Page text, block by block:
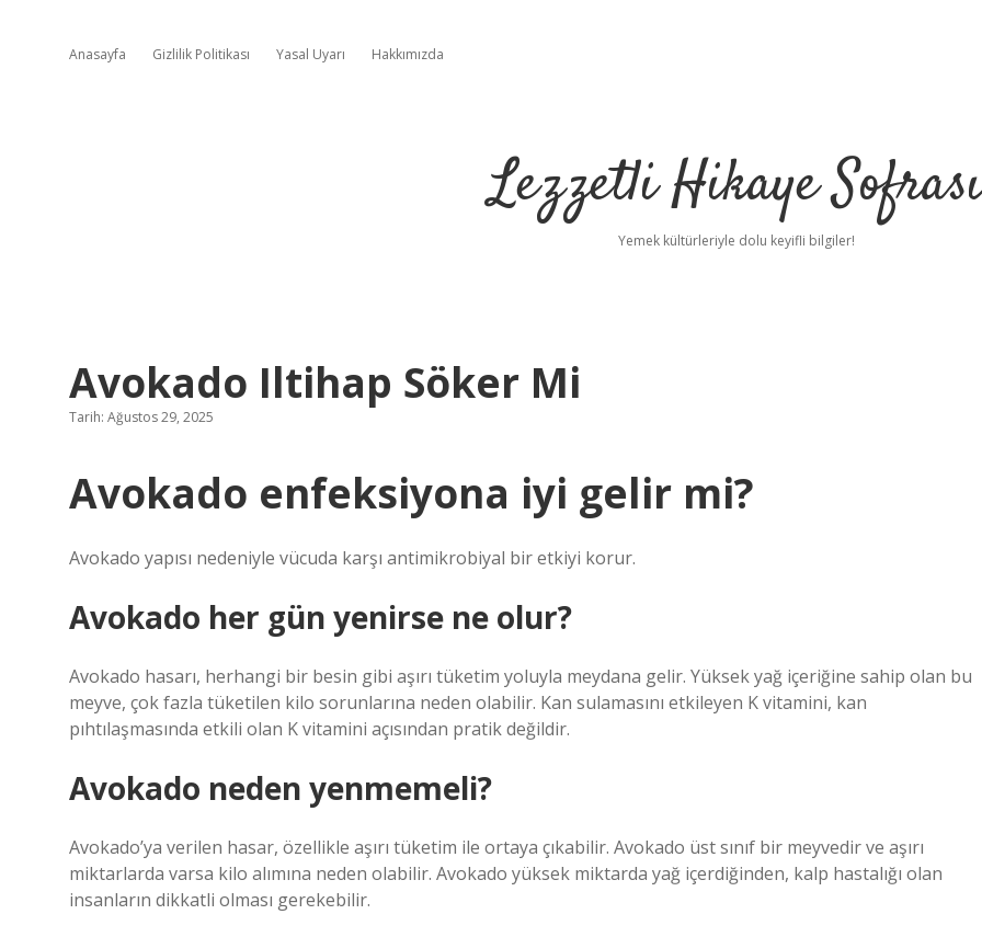
Anasayfa Gizlilik Politikası Yasal Uyarı Hakkımızda
Lezzetli Hikaye Sofrası
Yemek kültürleriyle dolu keyifli bilgiler!
Avokado Iltihap Söker Mi
Tarih: Ağustos 29, 2025
Avokado enfeksiyona iyi gelir mi?
Avokado yapısı nedeniyle vücuda karşı antimikrobiyal bir etkiyi korur.
Avokado her gün yenirse ne olur?
Avokado hasarı, herhangi bir besin gibi aşırı tüketim yoluyla meydana gelir. Yüksek yağ içeriğine sahip olan bu
meyve, çok fazla tüketilen kilo sorunlarına neden olabilir. Kan sulamasını etkileyen K vitamini, kan
pıhtılaşmasında etkili olan K vitamini açısından pratik değildir.
Avokado neden yenmemeli?
Avokado’ya verilen hasar, özellikle aşırı tüketim ile ortaya çıkabilir. Avokado üst sınıf bir meyvedir ve aşırı
miktarlarda varsa kilo alımına neden olabilir. Avokado yüksek miktarda yağ içerdiğinden, kalp hastalığı olan
insanların dikkatli olması gerekebilir.